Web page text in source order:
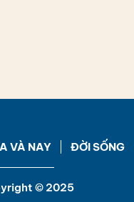
VÀ NAY ĐỜI SỐNG
© 2025